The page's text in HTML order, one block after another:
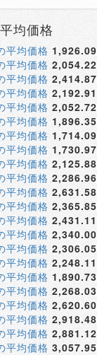
均価格
平均価格 1,926.09
平均価格 2,054.22
平均価格 2,414.87
平均価格 2,192.91
平均価格 2,052.72
平均価格 1,896.35
平均価格 1,714.09
平均価格 1,730.97
平均価格 2,125.88
平均価格 2,286.96
平均価格 2,631.58
平均価格 2,365.85
平均価格 2,431.11
平均価格 2,340.00
平均価格 2,306.05
平均価格 2,248.11
平均価格 1,890.73
平均価格 2,268.03
平均価格 2,620.60
平均価格 2,918.48
平均価格 2,881.12
平均価格 3,057.95